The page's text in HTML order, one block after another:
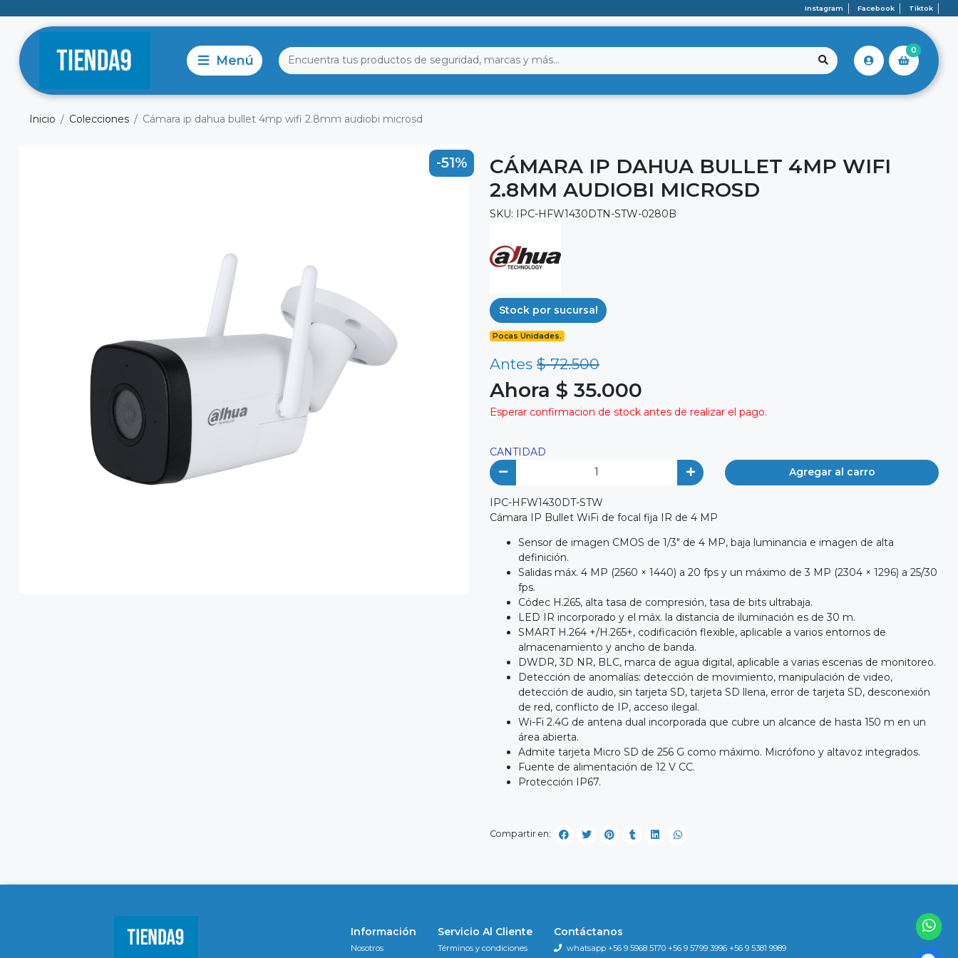
Instagram Facebook Tiktok
0
Inicio Colecciones Cámara ip dahua bullet 4mp wifi 2.8mm audiobi microsd
-51%
CÁMARA IP DAHUA BULLET 4MP WIFI
2.8MM AUDIOBI MICROSD
SKU: IPC-HFW1430DTN-STW-0280B
Stock por sucursal
Pocas Unidades.
Antes $ 72.500
Ahora $ 35.000
Esperar confirmacion de stock antes de realizar el pago.
CANTIDAD
Agregar al carro
IPC-HFW1430DT-STW
Cámara IP Bullet WiFi de focal fija IR de 4 MP
Sensor de imagen CMOS de 1/3" de 4 MP, baja luminancia e imagen de alta
definición.
Salidas máx. 4 MP (2560 × 1440) a 20 fps y un máximo de 3 MP (2304 × 1296) a 25/30
fps.
Códec H.265, alta tasa de compresión, tasa de bits ultrabaja.
LED IR incorporado y el máx. la distancia de iluminación es de 30 m.
SMART H.264 +/H.265+, codificación flexible, aplicable a varios entornos de
almacenamiento y ancho de banda.
DWDR, 3D NR, BLC, marca de agua digital, aplicable a varias escenas de monitoreo.
Detección de anomalías: detección de movimiento, manipulación de video,
detección de audio, sin tarjeta SD, tarjeta SD llena, error de tarjeta SD, desconexión
de red, conflicto de IP, acceso ilegal.
Wi-Fi 2.4G de antena dual incorporada que cubre un alcance de hasta 150 m en un
área abierta.
Admite tarjeta Micro SD de 256 G como máximo. Micrófono y altavoz integrados.
Fuente de alimentación de 12 V CC.
Protección IP67.
Compartir en:
Información
Nosotros
Servicio Al Cliente
Términos y condiciones
Contáctanos
whatsapp +56 9 5968 5170 +56 9 5799 3996 +56 9 5381 9989